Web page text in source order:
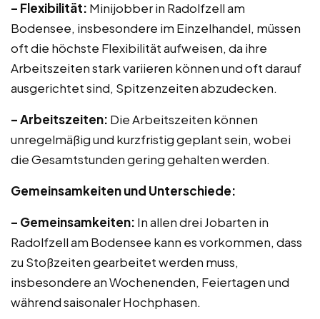
– Flexibilität: Minijobber in Radolfzell am
Bodensee, insbesondere im Einzelhandel, müssen
oft die höchste Flexibilität aufweisen, da ihre
Arbeitszeiten stark variieren können und oft darauf
ausgerichtet sind, Spitzenzeiten abzudecken.
– Arbeitszeiten: Die Arbeitszeiten können
unregelmäßig und kurzfristig geplant sein, wobei
die Gesamtstunden gering gehalten werden.
Gemeinsamkeiten und Unterschiede:
– Gemeinsamkeiten: In allen drei Jobarten in
Radolfzell am Bodensee kann es vorkommen, dass
zu Stoßzeiten gearbeitet werden muss,
insbesondere an Wochenenden, Feiertagen und
während saisonaler Hochphasen.